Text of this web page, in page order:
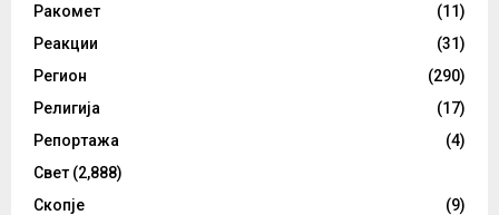
Ракомет
(11)
Реакции
(31)
Регион
(290)
Религија
(17)
Репортажа
(4)
Свет (2,888)
Скопје
(9)